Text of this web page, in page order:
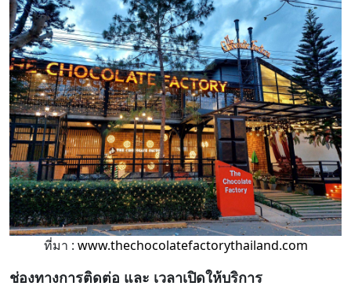
ที่มา : www.thechocolatefactorythailand.com
ช่องทางการติดต่อ และ เวลาเปิดให้บริการ